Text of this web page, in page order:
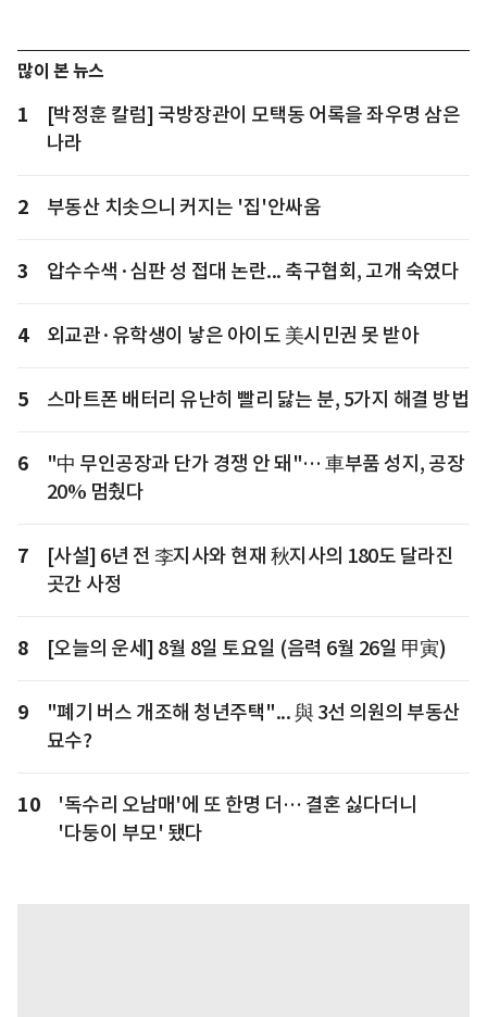
많이 본 뉴스
1
[박정훈 칼럼] 국방장관이 모택동 어록을 좌우명 삼은
나라
2 부동산 치솟으니 커지는 '집'안싸움
3 압수수색·심판 성 접대 논란... 축구협회, 고개 숙였다
4 외교관·유학생이 낳은 아이도 美시민권 못 받아
5 스마트폰 배터리 유난히 빨리 닳는 분, 5가지 해결 방법
6
"中 무인공장과 단가 경쟁 안 돼"… 車부품 성지, 공장
20% 멈췄다
7
[사설] 6년 전 李지사와 현재 秋지사의 180도 달라진
곳간 사정
8 [오늘의 운세] 8월 8일 토요일 (음력 6월 26일 甲寅)
9
"폐기 버스 개조해 청년주택"... 與 3선 의원의 부동산
묘수?
10
'독수리 오남매'에 또 한명 더… 결혼 싫다더니
'다둥이 부모' 됐다